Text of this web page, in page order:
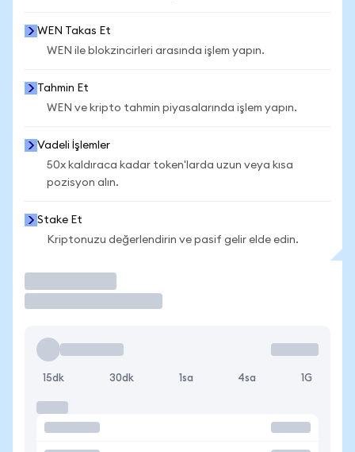
WEN Takas Et
WEN ile blokzincirleri arasında işlem yapın.
Tahmin Et
WEN ve kripto tahmin piyasalarında işlem yapın.
Vadeli İşlemler
50x kaldıraca kadar token'larda uzun veya kısa
pozisyon alın.
Stake Et
Kriptonuzu değerlendirin ve pasif gelir elde edin.
15dk 30dk 1sa 4sa 1G